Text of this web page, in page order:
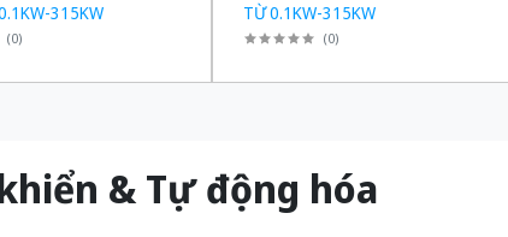
315KW
(0)
TỪ 0.1KW-315KW
(0)
& Tự động hóa